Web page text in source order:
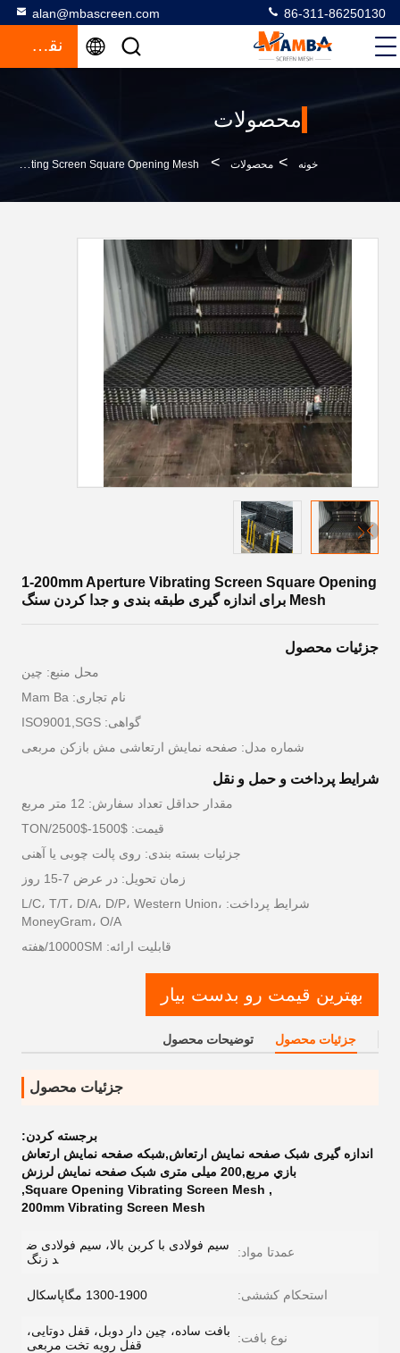
alan@mbascreen.com 86-311-86250130
نقل قول
محصولات
خونه > محصولات > 1-200mm Aperture Vibrating Screen Square Opening Mesh برای اندازه گیری طبقه بندی و جدا کردن سنگ
1-200mm Aperture Vibrating Screen Square Opening
Mesh برای اندازه گیری طبقه بندی و جدا کردن سنگ
جزئیات محصول
محل منبع: چین
نام تجاری: Mam Ba
گواهی: ISO9001,SGS
شماره مدل: صفحه نمایش ارتعاشی مش بازکن مربعی
شرایط پرداخت و حمل و نقل
مقدار حداقل تعداد سفارش: 12 متر مربع
قیمت: $1500-$2500/TON
جزئیات بسته بندی: روی پالت چوبی یا آهنی
زمان تحویل: در عرض 7-15 روز
شرایط پرداخت: L/C، T/T، D/A، D/P، Western Union،
MoneyGram، O/A
قابلیت ارائه: 10000SM/هفته
بهترین قیمت رو بدست بیار
جزئیات محصول توضیحات محصول
جزئیات محصول
برجسته کردن:
اندازه گیری شبک صفحه نمایش ارتعاش,شبكه صفحه نمایش ارتعاش
بازي مربع,200 میلی متری شبک صفحه نمایش لرزش
,
Square Opening Vibrating Screen Mesh
,
200mm Vibrating Screen Mesh
عمدتا مواد:
سیم فولادی با کربن بالا، سیم فولادی ض
د زنگ
استحکام کششی: 1300-1900 مگاپاسکال
نوع بافت:
بافت ساده، چین دار دوبل، قفل دوتایی،
قفل رویه تخت مربعی